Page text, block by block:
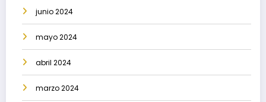
junio 2024
mayo 2024
abril 2024
marzo 2024